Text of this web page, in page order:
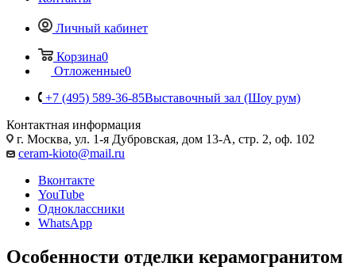
Личный кабинет
Корзина0
Отложенные0
+7 (495) 589-36-85Выставочный зал (Шоу рум)
Контактная информация
г. Москва, ул. 1-я Дубровская, дом 13-А, стр. 2, оф. 102
ceram-kioto@mail.ru
Вконтакте
YouTube
Одноклассники
WhatsApp
Особенности отделки керамогранитом